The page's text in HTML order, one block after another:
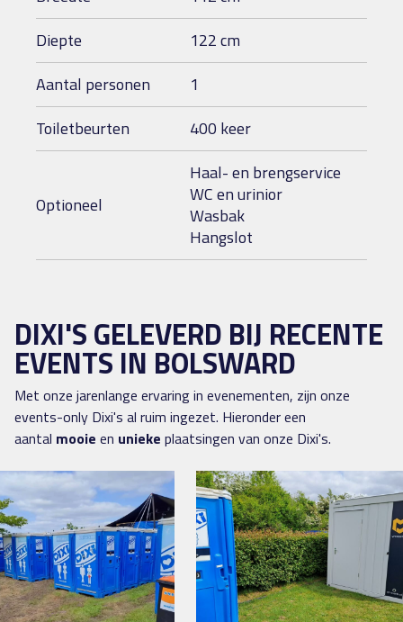
Diepte
122 cm
Aantal personen
1
Toiletbeurten
400 keer
Optioneel
Haal- en brengservice
WC en urinior
Wasbak
Hangslot
DIXI'S GELEVERD BIJ RECENTE
EVENTS IN BOLSWARD
Met onze jarenlange ervaring in evenementen, zijn onze
events-only Dixi's al ruim ingezet. Hieronder een
aantal mooie en unieke plaatsingen van onze Dixi's.